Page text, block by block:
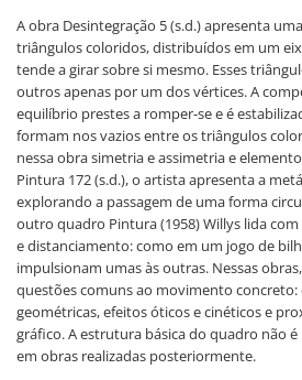
A obra Desintegração 5 (s.d.) apresenta
triângulos coloridos, distribuídos em um
tende a girar sobre si mesmo. Esses
outros apenas por um dos vértices. A
equilíbrio prestes a romper-se e é
formam nos vazios entre os triângulos
nessa obra simetria e assimetria e
Pintura 172 (s.d.), o artista apresenta a
explorando a passagem de uma forma
outro quadro Pintura (1958) Willys lida
e distanciamento: como em um jogo de
impulsionam umas às outras. Nessas
questões comuns ao movimento concreto:
geométricas, efeitos óticos e cinéticos e
gráfico. A estrutura básica do quadro não
em obras realizadas posteriormente.